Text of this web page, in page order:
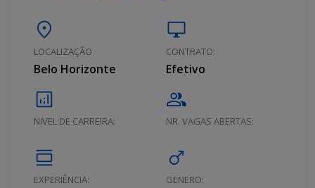
location_on
LOCALIZAÇÃO
Belo Horizonte
desktop_windows
CONTRATO:
Efetivo
analytics
NIVEL DE CARREIRA:
group
NR. VAGAS ABERTAS:
calendar_view_day
EXPERIÊNCIA:
male
GENERO: